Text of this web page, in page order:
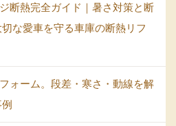
断熱完全ガイド｜暑さ対策と断
な愛車を守る車庫の断熱リフ
ォーム。段差・寒さ・動線を解